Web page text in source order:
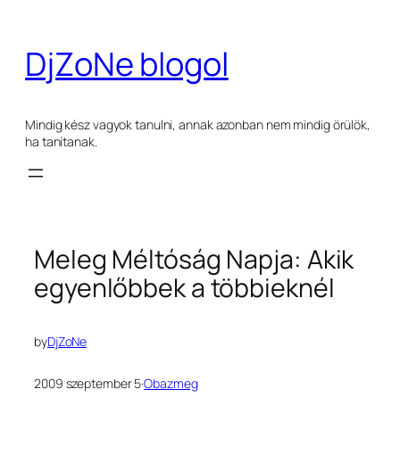
tartalomhoz
DjZoNe blogol
Mindig kész vagyok tanulni, annak azonban nem mindig örülök,
ha tanítanak.
Meleg Méltóság Napja: Akik
egyenlőbbek a többieknél
byDjZoNe
2009 szeptember 5·Obazmeg